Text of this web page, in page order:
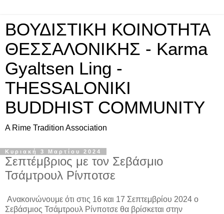
ΒΟΥΔΙΣΤΙΚΗ ΚΟΙΝΟΤΗΤΑ
ΘΕΣΣΑΛΟΝΙΚΗΣ - Karma
Gyaltsen Ling -
THESSALONIKI
BUDDHIST COMMUNITY
A Rime Tradition Association
Κυριακή 3 Μαρτίου 2024
Σεπτέμβριος με τον Σεβάσμιο
Τσάμτρουλ Ρίνποτσε
Ανακοινώνουμε ότι στις 16 και 17 Σεπτεμβρίου 2024 ο
Σεβάσμιος Τσάμτρουλ Ρίνποτσε θα βρίσκεται στην